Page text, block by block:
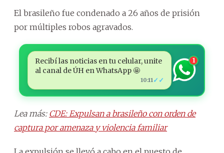
El brasileño fue condenado a 26 años de prisión
por múltiples robos agravados.
Recibí las noticias en tu celular, unite
al canal de ÚH en WhatsApp 🤩
10:11 ✓✓
1
Lea más: CDE: Expulsan a brasileño con orden de
captura por amenaza y violencia familiar